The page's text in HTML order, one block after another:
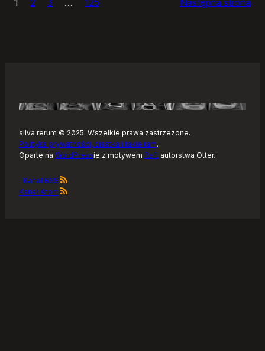
–
Linuksa
silva rerum © 2025. Wszelkie prawa zastrzeżone.
Polityka prywatności, ciastka i takie tam.
Oparte na WordPressie z motywem Raft autorstwa Otter.
Kanał RSS
Kanał Atom